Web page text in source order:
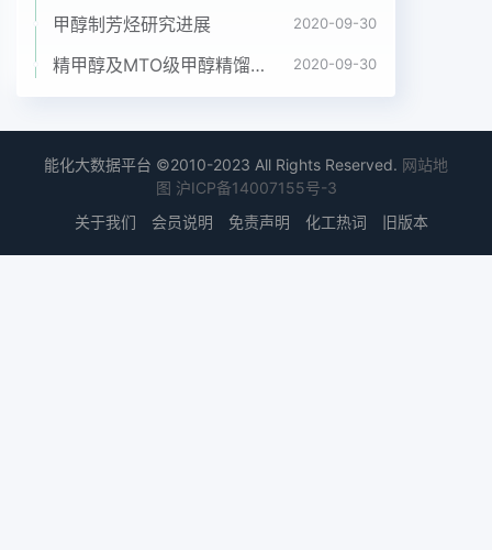
同一馏出温度下的蒸发量愈多,表明燃甲醇乙醇料蒸
酵混比(%)图1醇与汽油的饱和蒸汽压压逐渐提高;在
同一温度下,随着碳原子数增加,烷烃和醇的蒸汽压逐
渐降低。而乙醇的蒸汽压高于正辛温度(K)烷而低于
正己烷。由于汽油是由C7~Cl2的烷烃组1一正丁烷;2
正戊烷;3—甲醇正已烷;5—乙醇;6正辛烷;成的,所以
E85中低沸点成分的蒸汽压应该高于汽油。从图2可
甲醇制芳烃研究进展 2020-09-30
精甲醇及MTO级甲醇精馏工艺技术进展 2020-09-30
能化大数据平台 ©2010-2023 All Rights Reserved. 网站地
图 沪ICP备14007155号-3
关于我们
会员说明 免责声明 化工热词 旧版本